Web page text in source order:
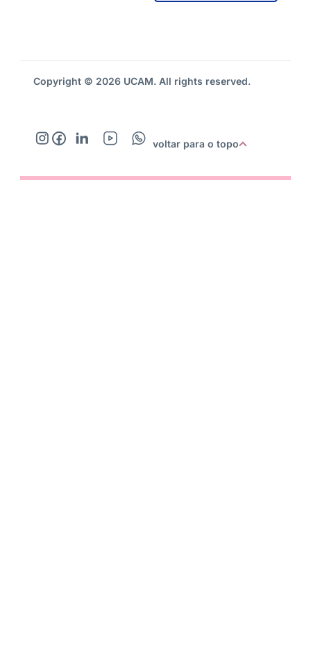
Copyright © 2026 UCAM. All rights reserved.
voltar para o topo